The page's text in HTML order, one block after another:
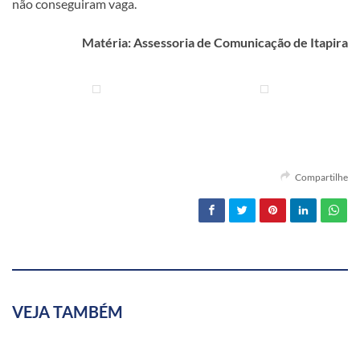
não conseguiram vaga.
Matéria: Assessoria de Comunicação de Itapira
Compartilhe
VEJA TAMBÉM